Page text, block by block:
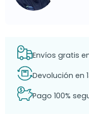
Envíos gratis
Devolución en
Pago 100%